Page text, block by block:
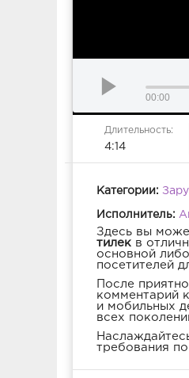
00:00
Длительность:
4:14
Категории:
Исполнитель:
Здесь вы
тилек в
основной
посетителей
После
комментарий
и мобильных
всех
требования